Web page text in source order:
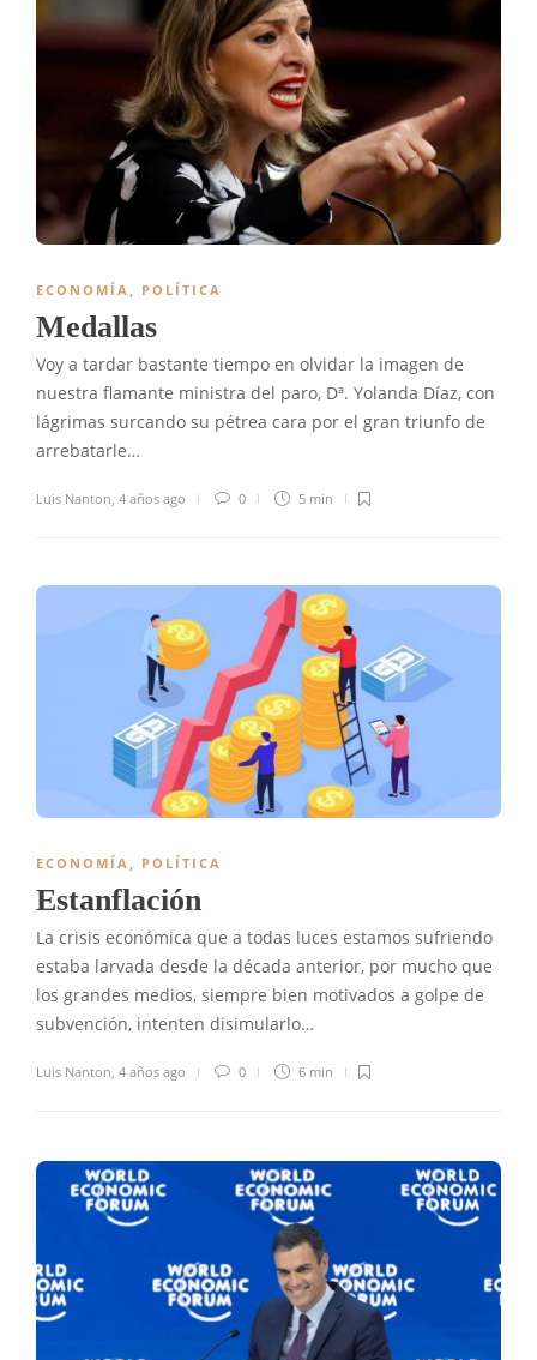
ECONOMÍA POLÍTICA
Medallas
Voy a tardar bastante tiempo en olvidar la imagen de
nuestra flamante ministra del paro, Dª. Yolanda Díaz, con
lágrimas surcando su pétrea cara por el gran triunfo de
arrebatarle…
Luis Nanton 4 años ago 0 5 min
ECONOMÍA, POLÍTICA
Estanflación
La crisis económica que a todas luces estamos sufriendo
estaba larvada desde la década anterior, por mucho que
los grandes medios, siempre bien motivados a golpe de
subvención, intenten disimularlo…
Luis Nanton, 4 años ago 0 6 min